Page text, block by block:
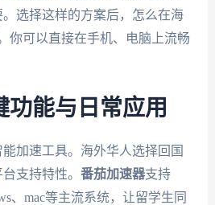
选择这样的方案后，怎么在海
你可以直接在手机、电脑上流畅
功能与日常应用
加速工具。海外华人选择回国
支持特性。 番茄加速器支持
、mac等主流系统，让留学生同